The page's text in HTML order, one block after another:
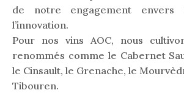
de notre engagement
l’innovation.
Pour nos vins AOC, nous
renommés comme le Cabernet
le Cinsault, le Grenache, le
Tibouren.